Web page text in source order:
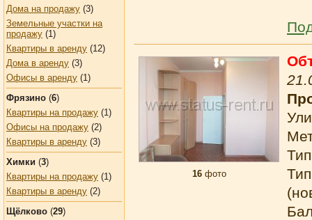
Дома на продажу (3)
Земельные участки на
продажу (1)
Квартиры в аренду (12)
Дома в аренду (3)
Офисы в аренду (1)
Фрязино (6)
Квартиры на продажу (1)
Офисы на продажу (2)
Квартиры в аренду (3)
Химки (3)
Квартиры на продажу (1)
Квартиры в аренду (2)
Щёлково (29)
16фото